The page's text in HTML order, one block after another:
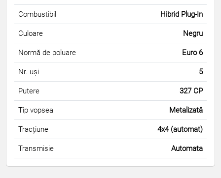
Combustibil Hibrid Plug-In
Culoare Negru
Normă de poluare Euro 6
Nr. uși 5
Putere 327 CP
Tip vopsea Metalizată
Tracțiune 4x4 (automat)
Transmisie Automata